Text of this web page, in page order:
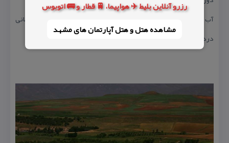
رزرو آنلاین بلیط ✈️ هواپیما، 🚆 قطار و 🚌 اتوبوس
مشاهده هتل و هتل‌ آپارتمان های مشهد
آب این چشمه‌ها جزو آب‌های سولفوره است كه دارای مصارف درمانی
دردهای مفصلی و رماتیسمی است.